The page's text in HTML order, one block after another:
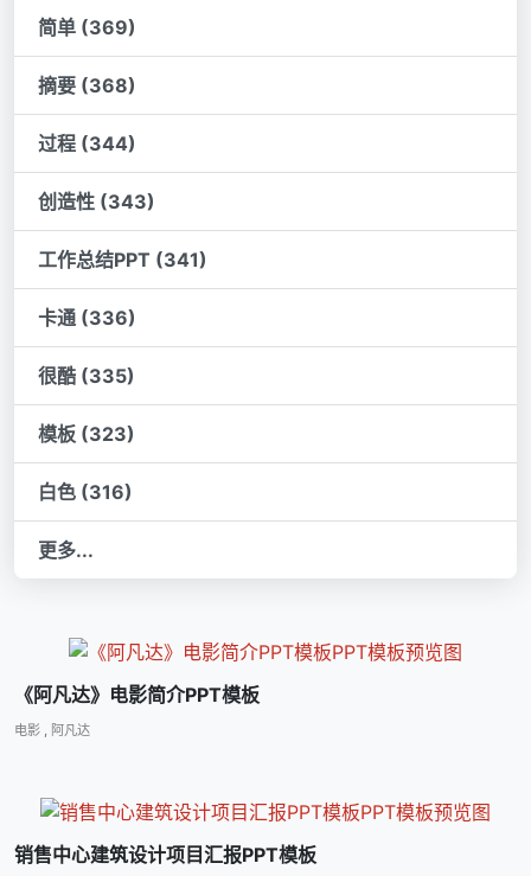
简单 (369)
摘要 (368)
过程 (344)
创造性 (343)
工作总结PPT (341)
卡通 (336)
很酷 (335)
模板 (323)
白色 (316)
更多...
《阿凡达》电影简介PPT模板
电影 阿凡达
销售中心建筑设计项目汇报PPT模板